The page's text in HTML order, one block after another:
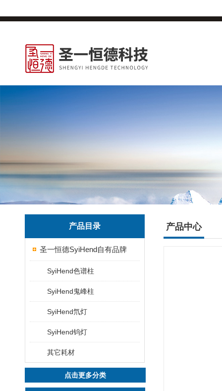
产品目录
圣一恒德SyiHend自有品牌
SyiHend色谱柱
SyiHend鬼峰柱
SyiHend氘灯
SyiHend钨灯
其它耗材
点击更多分类
产品中心